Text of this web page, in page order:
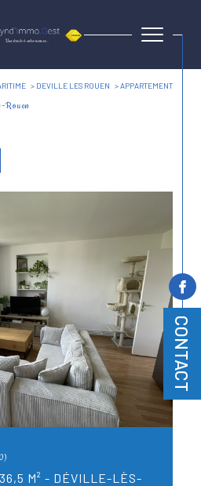
CONTACT
DEVILLE LES ROUEN APPARTEMENT
Rouen
M² - DÉVILLE-LÈS-